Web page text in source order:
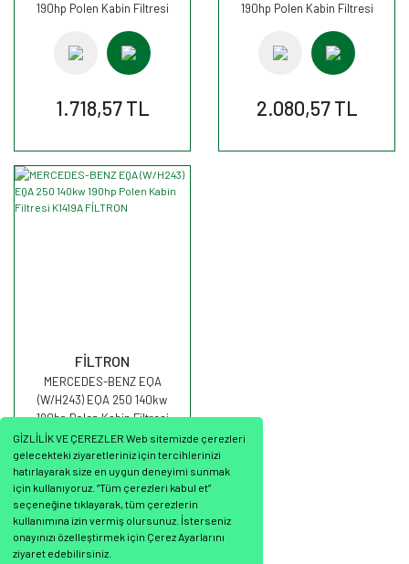
GİZLİLİK VE ÇEREZLER Web sitemizde çerezleri
gelecekteki ziyaretleriniz için tercihlerinizi
hatırlayarak size en uygun deneyimi sunmak
için kullanıyoruz. “Tüm çerezleri kabul et”
seçeneğine tıklayarak, tüm çerezlerin
kullanımına izin vermiş olursunuz. İsterseniz
onayınızı özelleştirmek için Çerez Ayarlarını
ziyaret edebilirsiniz.
190hp Polen Kabin Filtresi
1.718,57 TL
190hp Polen Kabin Filtresi
2.080,57 TL
FİLTRON
MERCEDES-BENZ EQA
(W/H243) EQA 250 140kw
190hp Polen Kabin Filtresi
K1419A FİLTRON
1.110,66 TL